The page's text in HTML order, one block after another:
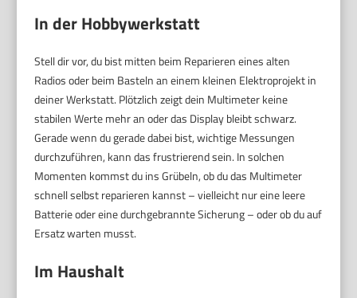
In der Hobbywerkstatt
Stell dir vor, du bist mitten beim Reparieren eines alten
Radios oder beim Basteln an einem kleinen Elektroprojekt in
deiner Werkstatt. Plötzlich zeigt dein Multimeter keine
stabilen Werte mehr an oder das Display bleibt schwarz.
Gerade wenn du gerade dabei bist, wichtige Messungen
durchzuführen, kann das frustrierend sein. In solchen
Momenten kommst du ins Grübeln, ob du das Multimeter
schnell selbst reparieren kannst – vielleicht nur eine leere
Batterie oder eine durchgebrannte Sicherung – oder ob du auf
Ersatz warten musst.
Im Haushalt